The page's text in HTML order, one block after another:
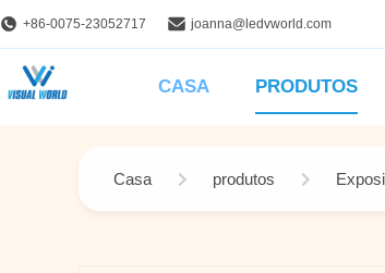
+86-0075-23052717 joanna@ledvworld.com
CASA PRODUTOS
Casa produtos